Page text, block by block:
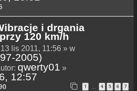
i drgania
120 km/h
lis 2011, 11:56 » w
2005)
qwerty01 »
12:57
1 … 4 5 6 7